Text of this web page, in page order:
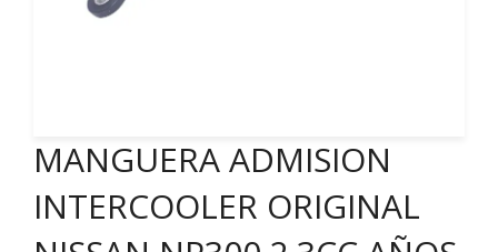
MANGUERA ADMISION
INTERCOOLER ORIGINAL